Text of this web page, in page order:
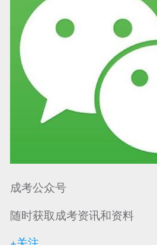
可信网站信用评 网络警察提醒你
成考公众号
随时获取成考资讯和资料